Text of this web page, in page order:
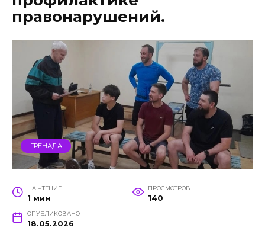
правонарушений.
ГРЕНАДА
НА ЧТЕНИЕ
1 мин
ПРОСМОТРОВ
140
ОПУБЛИКОВАНО
18.05.2026